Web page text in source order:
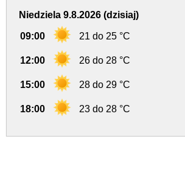
Niedziela 9.8.2026 (dzisiaj)
09:00 21 do 25 °C
12:00 26 do 28 °C
15:00 28 do 29 °C
18:00 23 do 28 °C